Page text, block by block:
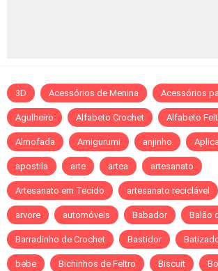
3D Acessórios de Menina Acessórios
Agulheiro Alfabeto Crochet Alfabeto
Almofada Amigurumi anjinho
apostila arte artea artesanato
Artesanato em Tecido artesanato reciclável
arvore automóveis Babador Balão
Barradinho de Crochet Bastidor
bebe Bichinhos de Feltro Biscuit